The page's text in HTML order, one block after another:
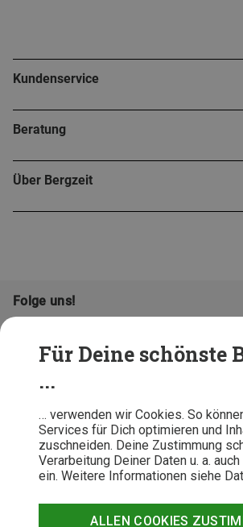
Für Deine schönste
...
… verwenden wir Cookies. So
Services für Dich optimieren und
zuschneiden. Deine Zustimmung
Verarbeitung Deiner Daten u. a.
ein. Weitere Informationen siehe
ALLEN COOKIES
Kundenservice
Beratung
Über Bergzeit
Folge uns!